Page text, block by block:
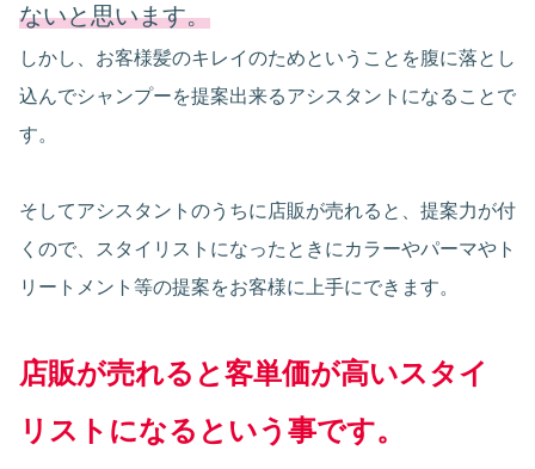
ないと思います。
しかし、お客様髪のキレイのためということを腹に落とし
込んでシャンプーを提案出来るアシスタントになることで
す。
そしてアシスタントのうちに店販が売れると、提案力が付
くので、スタイリストになったときにカラーやパーマやト
リートメント等の提案をお客様に上手にできます。
店販が売れると客単価が高いスタイ
リストになるという事です。